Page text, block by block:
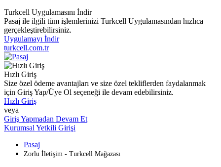
Turkcell Uygulamasını İndir
Pasaj ile ilgili tüm işlemlerinizi Turkcell Uygulamasından hızlıca
gerçekleştirebilirsiniz.
Uygulamayı İndir
turkcell.com.tr
Hızlı Giriş
Size özel ödeme avantajları ve size özel tekliflerden faydalanmak
için Giriş Yap/Üye Ol seçeneği ile devam edebilirsiniz.
Hızlı Giriş
veya
Giriş Yapmadan Devam Et
Kurumsal Yetkili Girişi
Pasaj
Zorlu İletişim - Turkcell Mağazası